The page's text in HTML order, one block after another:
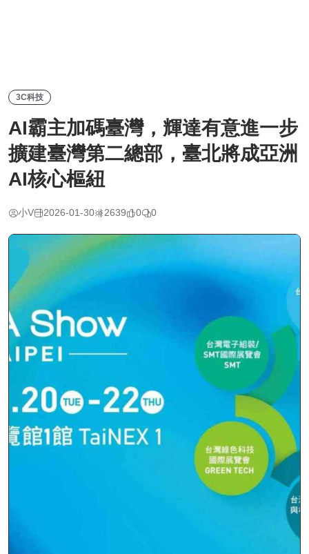
3C科技
AI霸主加碼臺灣，輝達有意進一步
擴建臺灣第二總部，臺北將成亞洲
AI核心樞紐
小V 2026-01-30 2639 0 0